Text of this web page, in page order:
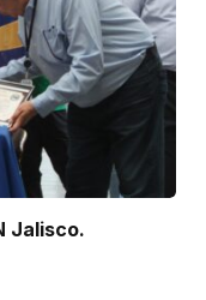
Jalisco.